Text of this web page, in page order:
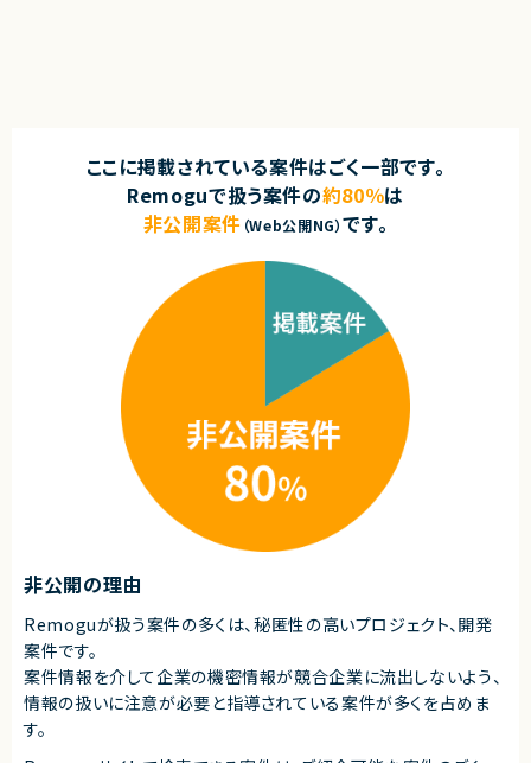
・API用に最適化したウェブサーバー等の技術選定、インフラ構築・運用経験
・冗長化構成などによる高い可用性を持ったインフラ構築・運用経験
・AWSにおけるコンテナオーケストレーション（ECS / Fargateなど）を用い
たインフラ設計・構築・運用経験
・ネットワーク（VPC, ALB, Route53など）および、セキュリティ（IAM, セキュ
リティグループなど）の適切な設計・構築スキル
・ログやメトリクスなど、適切な監視およびアラートの設計・構築経験
・負荷テストによるインフラ耐久性の検証経験
・GitHub Actions、または類似のCI/CDツールを用いた自動化パイプライン
の構築・運用経験
・TerraformやAWS CDK, CloudFormation等を用いたインフラのコード化
（IaC）の実務経験
・複雑なインフラ要件を整理し、他者が理解・保守できるレベルのドキュメン
・インフラアーキテクチャに関する技術的な意思決定をチームに説明し、合意
グの知見
・レガシーシステムからモダン環境へのリプレイスプロジェクトにおけるイン
フラ移行・構築経験
・ゼロダウンタイムデプロイメント（Blue/Greenデプロイなど）の構築経験
契約形態
業務委託(準委任契約)
ここに掲載されている案件はごく一部です。
Remoguで扱う案件の約80％は
非公開案件 （Web公開NG）です。
非公開の理由
Remoguが扱う案件の多くは、秘匿性の高いプロジェクト、開発
案件です。
案件情報を介して企業の機密情報が競合企業に流出しないよう、
情報の扱いに注意が必要と指導されている案件が多くを占めま
す。